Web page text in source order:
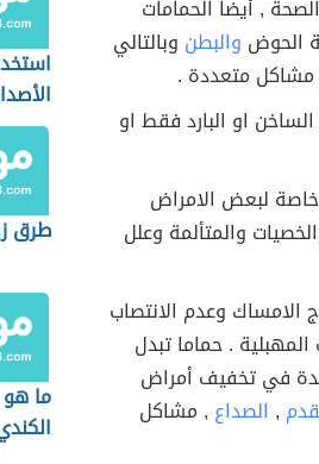
, أيضا الحمامات
الحوض والبطن وبالتالي
مشاكل متعددة .
او البارد فقط او
لبعض الامراض
والمتألمة وعلل
الامساك وعدم الانتصاب
. حماما تبدل
في تخفيف أمراض
, الصداع , مشاكل
طرق
ما